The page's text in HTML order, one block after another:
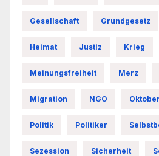
Gesellschaft Grundgesetz
Heimat Justiz Krieg
Meinungsfreiheit Merz
Migration NGO
Politik Politiker
Sezession Sicherheit